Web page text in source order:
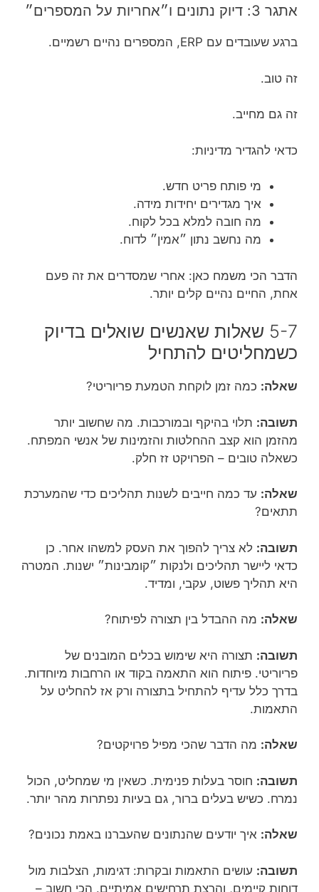
אתגר 3: דיוק נתונים ו״אחריות על המספרים״
ברגע שעובדים עם ERP, המספרים נהיים רשמיים.
זה טוב.
זה גם מחייב.
כדאי להגדיר מדיניות:
מי פותח פריט חדש.
איך מגדירים יחידות מידה.
מה חובה למלא בכל לקוח.
מה נחשב נתון ״אמין״ לדוח.
הדבר הכי משמח כאן: אחרי שמסדרים את זה פעם
אחת, החיים נהיים קלים יותר.
5-7 שאלות שאנשים שואלים בדיוק
כשמחליטים להתחיל
שאלה: כמה זמן לוקחת הטמעת פריוריטי?
תשובה: תלוי בהיקף ובמורכבות. מה שחשוב יותר
מהזמן הוא קצב ההחלטות והזמינות של אנשי המפתח.
כשאלה טובים – הפרויקט זז חלק.
שאלה: עד כמה חייבים לשנות תהליכים כדי שהמערכת
תתאים?
תשובה: לא צריך להפוך את העסק למשהו אחר. כן
כדאי ליישר תהליכים ולנקות ״קומבינות״ ישנות. המטרה
היא תהליך פשוט, עקבי, ומדיד.
שאלה: מה ההבדל בין תצורה לפיתוח?
תשובה: תצורה היא שימוש בכלים המובנים של
פריוריטי. פיתוח הוא התאמה בקוד או הרחבות מיוחדות.
בדרך כלל עדיף להתחיל בתצורה ורק אז להחליט על
התאמות.
שאלה: מה הדבר שהכי מפיל פרויקטים?
תשובה: חוסר בעלות פנימית. כשאין מי שמחליט, הכול
נמרח. כשיש בעלים ברור, גם בעיות נפתרות מהר יותר.
שאלה: איך יודעים שהנתונים שהעברנו באמת נכונים?
תשובה: עושים התאמות ובקרות: דגימות, הצלבות מול
דוחות קיימים, והרצת תרחישים אמיתיים. הכי חשוב –